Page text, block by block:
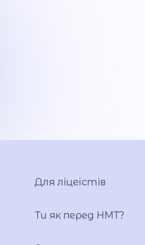
Для ліцеїстів
Ти як перед НМТ?